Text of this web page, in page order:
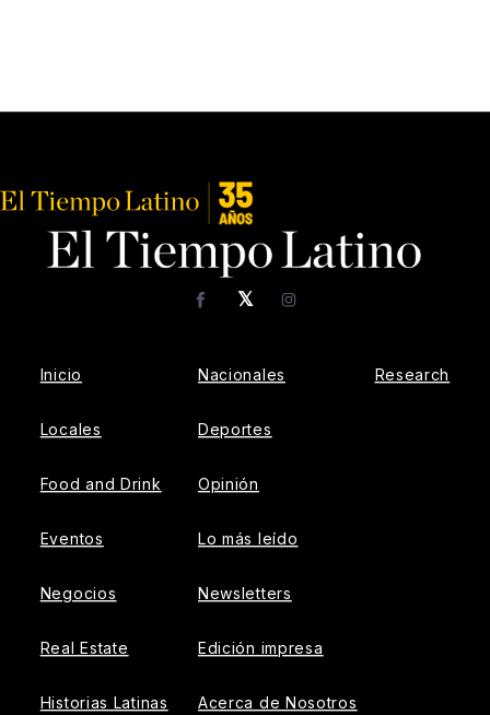
𝕏
FacebookInstagram
Inicio
Locales
Food and Drink
Eventos
Negocios
Real Estate
Historias Latinas
Nacionales
Deportes
Opinión
Lo más leído
Newsletters
Edición impresa
Acerca de Nosotros
Research